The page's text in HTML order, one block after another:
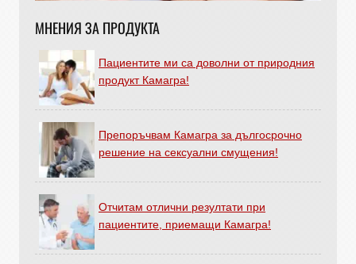
МНЕНИЯ ЗА ПРОДУКТА
Пациентите ми са доволни от природния
продукт Камагра!
Препоръчвам Камагра за дългосрочно
решение на сексуални смущения!
Отчитам отлични резултати при
пациентите, приемащи Камагра!